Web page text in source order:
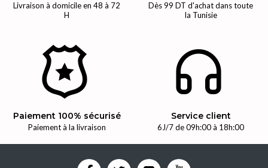
Livraison à domicile en 48 à 72
H
Dès 99 DT d'achat dans toute
la Tunisie
Paiement 100% sécurisé
Paiement à la livraison
Service client
6J/7 de 09h:00 à 18h:00